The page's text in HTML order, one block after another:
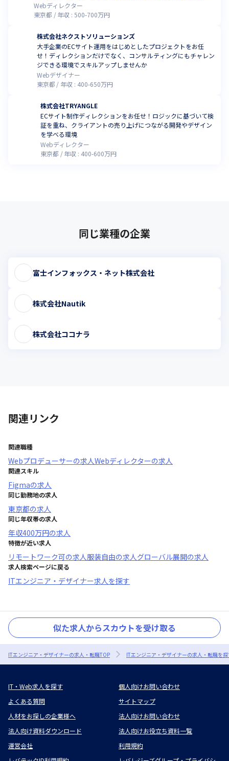
Webディレクター
東京都
年収 :500-700万円
株式会社ネクストソリューションズ
大手企業のECサイト運用をはじめとしたプロジェクトをお任
せ！ディレクションだけでなく、コンサルティングにもチャレン
ジできる環境でスキルアップしませんか
Webデザイナー
東京都
年収 : 400-650万円
株式会社TRYANGLE
ECサイト制作ディレクションをお任せ！ロジックに基づいて検
証を重ね、クライアントの売り上げにつながる開発やデザイン
を学べる環境
Webディレクター
東京都
年収 : 400-600万円
同じ業種の企業
富士インフォックス・ネット株式会社
株式会社Nautik
株式会社ココナラ
関連リンク
関連職種
Webプロデューサーの求人Webディレクターの求人
関連スキル
Figmaの求人
同じ勤務地の求人
東京都の求人
同じ年収帯の求人
年収400万円の求人
特徴が近い求人
リモートワーク可の求人服装自由の求人グローバル展開の求人
求人検索ページに戻る
ITエンジニア・デザイナー求人を探す
似た求人からスカウトを受け取る
ITエンジニア・デザイナーの求人・転職TOP ITエンジニア・デザイナーの求人・転職を
IT・Web求人を探す
個人向けお問い合わせ
よくある質問
サイトマップ
人材をお探しの企業様へ
法人向けお問い合わせ
法人向け資料ダウンロード
法人向けお役立ち資料一覧
運営会社
利用規約